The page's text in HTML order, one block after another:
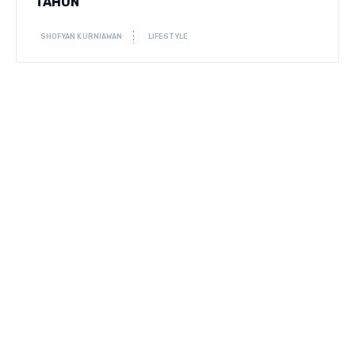
SHOFYAN KURNIAWAN LIFESTYLE